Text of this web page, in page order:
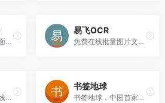
支持提取某网页里面的所有图片，支持批量下载。
易飞OCR
免费在线批量图片文字提取，支持中英文等多种语言的高效准确识别，一键复制文本导出Word。
图片转换是一款在线图片转换工具，可以帮助用户将图片转换为jpg、png、webp、bmp格式
书签地球
书签地球，中国首家浏览器书签搜索引擎平台。提供浏览器书签分享、在线制作、下载等，让书签动起来，全国最好用的浏览器书签共享平台